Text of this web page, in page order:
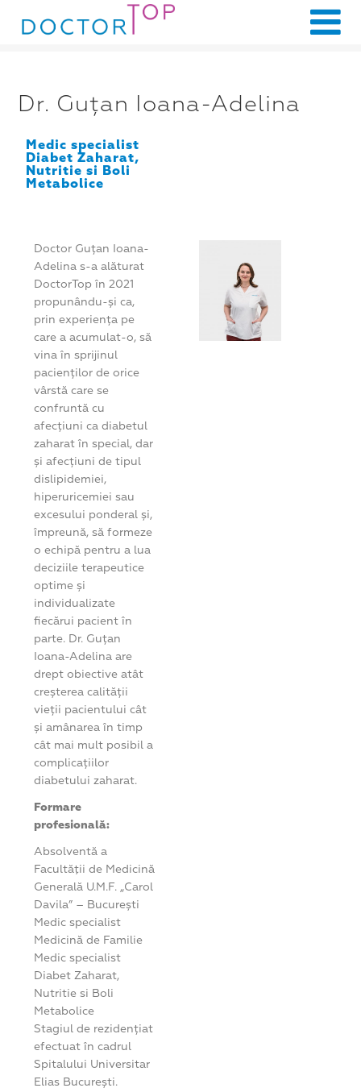
Dr. Guțan Ioana-Adelina
Medic specialist
Diabet Zaharat,
Nutritie si Boli
Metabolice
Doctor Guțan Ioana-
Adelina s-a alăturat
DoctorTop în 2021
propunându-și ca,
prin experiența pe
care a acumulat-o, să
vina în sprijinul
pacienților de orice
vârstă care se
confruntă cu
afecțiuni ca diabetul
zaharat în special, dar
și afecțiuni de tipul
dislipidemiei,
hiperuricemiei sau
excesului ponderal și,
împreună, să formeze
o echipă pentru a lua
deciziile terapeutice
optime și
individualizate
fiecărui pacient în
parte. Dr. Guțan
Ioana-Adelina are
drept obiective atât
creșterea calității
vieții pacientului cât
și amânarea în timp
cât mai mult posibil a
complicațiilor
diabetului zaharat.
Formare
profesională:
Absolventă a
Facultăţii de Medicină
Generală U.M.F. „Carol
Davila” – București
Medic specialist
Medicină de Familie
Medic specialist
Diabet Zaharat,
Nutritie si Boli
Metabolice
Stagiul de rezidențiat
efectuat în cadrul
Spitalului Universitar
Elias București.